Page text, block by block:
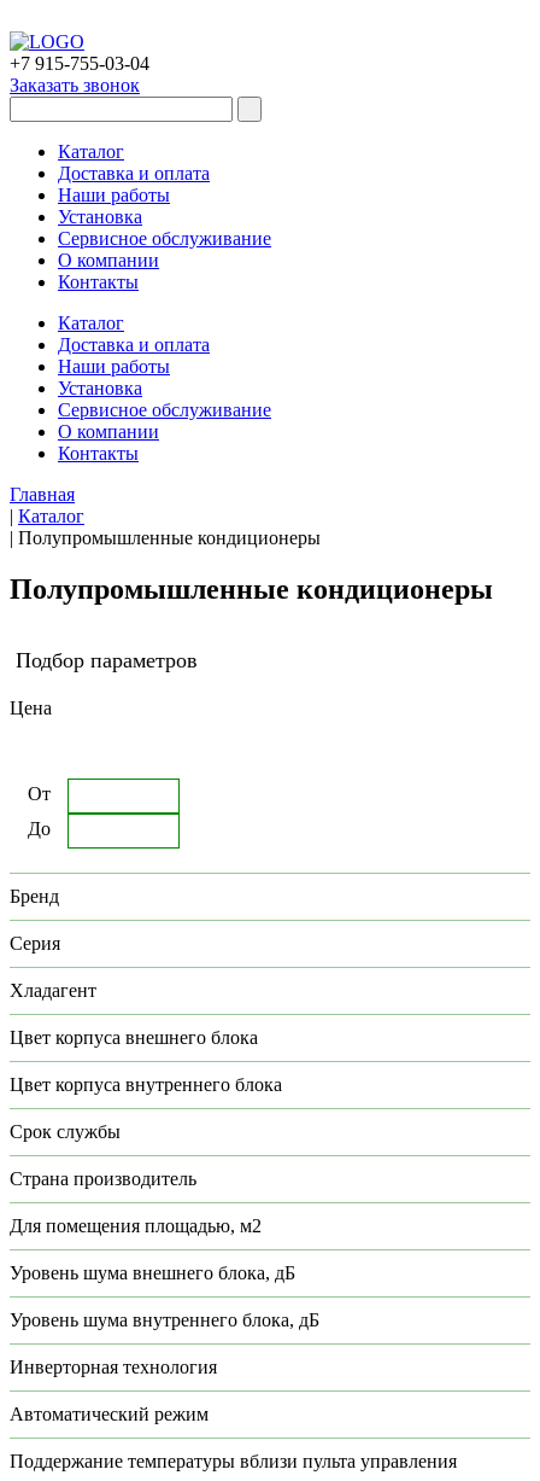
+7 915-755-03-04
Заказать звонок
Каталог
Доставка и оплата
Наши работы
Установка
Сервисное обслуживание
О компании
Контакты
Каталог
Доставка и оплата
Наши работы
Установка
Сервисное обслуживание
О компании
Контакты
Главная
| Каталог
| Полупромышленные кондиционеры
Полупромышленные кондиционеры
Подбор параметров
Цена
От
До
Бренд
Серия
Хладагент
Цвет корпуса внешнего блока
Цвет корпуса внутреннего блока
Срок службы
Страна производитель
Для помещения площадью, м2
Уровень шума внешнего блока, дБ
Уровень шума внутреннего блока, дБ
Инверторная технология
Автоматический режим
Поддержание температуры вблизи пульта управления